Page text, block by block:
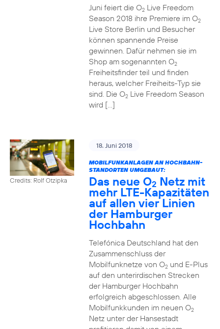
Juni feiert die O2Live Freedom
Season 2018 ihre Premiere im O2
Live Store Berlin und Besucher
können spannende Preise
gewinnen. Dafür nehmen sie im
Shop am sogenannten O2
Freiheitsfinder teil und finden
heraus, welcher Freiheits-Typ sie
sind. Die O2Live Freedom Season
wird […]
Credits: Rolf Otzipka
18. Juni 2018
MOBILFUNKANLAGEN AN HOCHBAHN-
STANDORTEN UMGEBAUT:
Das neue O2 Netz mit
mehr LTE-Kapazitäten
auf allen vier Linien
der Hamburger
Hochbahn
Telefónica Deutschland hat den
Zusammenschluss der
Mobilfunknetze von O2und E-Plus
auf den unterirdischen Strecken
der Hamburger Hochbahn
erfolgreich abgeschlossen. Alle
Mobilfunkkunden im neuen O2
Netz unter der Hansestadt